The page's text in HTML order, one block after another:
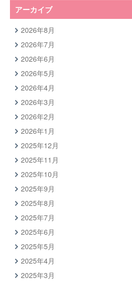
アーカイブ
2026年8月
2026年7月
2026年6月
2026年5月
2026年4月
2026年3月
2026年2月
2026年1月
2025年12月
2025年11月
2025年10月
2025年9月
2025年8月
2025年7月
2025年6月
2025年5月
2025年4月
2025年3月